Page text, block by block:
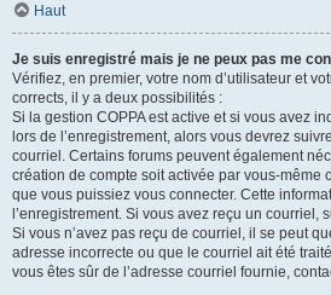
Haut
Je suis enregistré mais je ne peux pas me
Vérifiez, en premier, votre nom d’utilisateur et
corrects, il y a deux possibilités :
Si la gestion COPPA est active et si vous avez
lors de l’enregistrement, alors vous devrez
courriel. Certains forums peuvent également
création de compte soit activée par vous-même
que vous puissiez vous connecter. Cette
l’enregistrement. Si vous avez reçu un courriel,
Si vous n’avez pas reçu de courriel, il se peut
adresse incorrecte ou que le courriel ait été
vous êtes sûr de l’adresse courriel fournie,